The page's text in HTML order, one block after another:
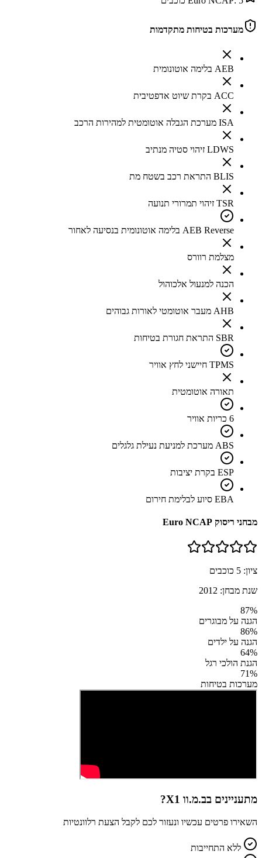
מערכות בטיחות מתקדמות
AEB בלימה אוטונומית
ACC בקרת שיוט אדפטיבית
ISA מערכת הגבלה אוטומטית למהירות הרכב
LDWS זיהוי סטיה מנתיב
BLIS התראת רכב בשטח מת
TSR זיהוי תמרורי תנועה
AEB Reverse בלימה אוטונומית בנסיעה לאחור
מצלמת רוורס
הכנה למנעול אלכוהול
AHB מעבר אוטומטי לאורות גבוהים
SBR התראת חגורת בטיחות
TPMS חיישני לחץ אוויר
תאורה אוטומטית
6 כריות אוויר
ABS מערכת למניעת נעילת גלגלים
ESP בקרת יציבות
EBA סיוע לבלימת חירום
מבחני ריסוק Euro NCAP
ציון: 5 כוכבים
שנת מבחן: 2012
87%
הגנה על מבוגרים
86%
הגנה על ילדים
64%
הגנת הולכי רגל
71%
מערכות בטיחות
מתעניינים בב.מ.וו X1 ?
השאירו פרטים עכשיו ונעזור לכם לקבל הצעת רלוונטיות
ללא התחייבות